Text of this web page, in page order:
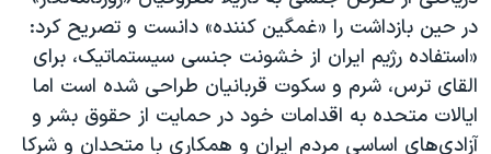
نرگس محمدی برنده جایزه نوبل صلح
همایش محافظه‌کاران آمریکا «سی‌پک»
صفحه‌های ویژه
در حین بازداشت را «غمگین کننده» دانست و تصریح کرد:
«استفاده رژیم ایران از خشونت جنسی سیستماتیک، برای
القای ترس، شرم و سکوت قربانیان طراحی شده است اما
ایالات متحده به اقدامات خود در حمایت از حقوق بشر و
آزادی‌های اساسی مردم ایران و همکاری با متحدان و شرکا